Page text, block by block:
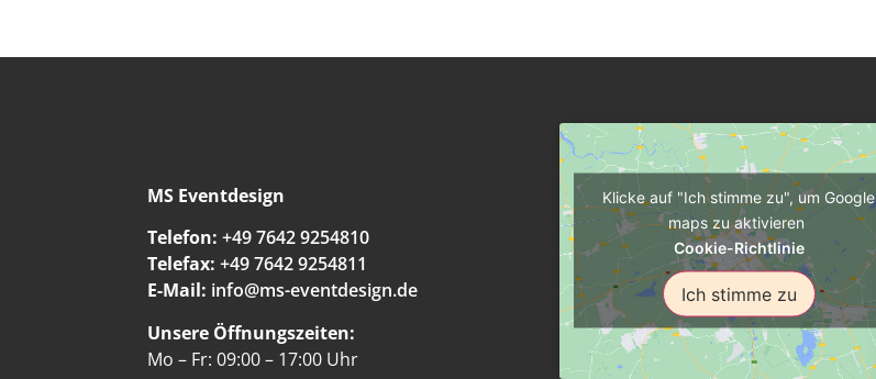
MS Eventdesign
Telefon: +49 7642 9254810
Telefax: +49 7642 9254811
E-Mail: info@ms-eventdesign.de
Unsere Öffnungszeiten:
Mo – Fr: 09:00 – 17:00 Uhr
Klicke auf "Ich stimme zu", um Google
maps zu aktivieren
Cookie-Richtlinie
Ich stimme zu